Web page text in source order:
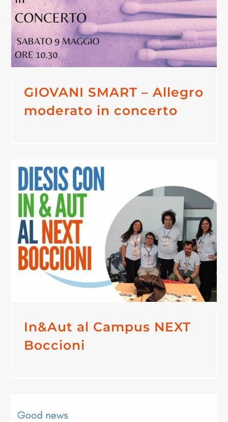
GIOVANI SMART – Allegro
moderato in concerto
In&Aut al Campus NEXT
Boccioni